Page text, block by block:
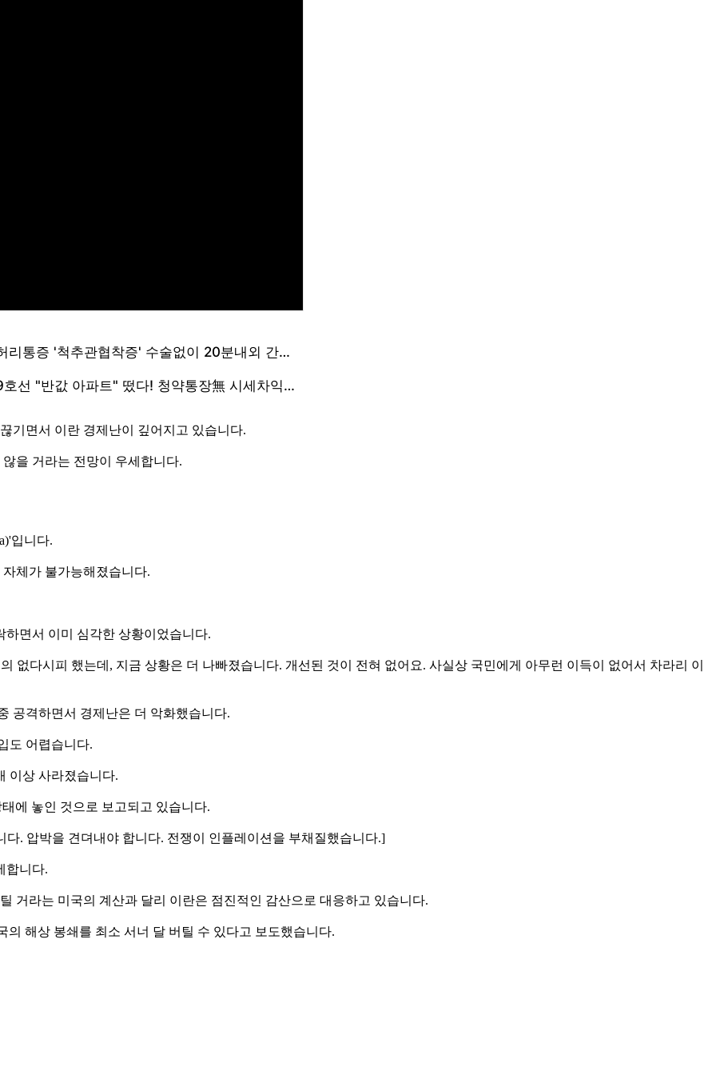
기면서 이란 경제난이 깊어지고 있습니다.
을 거라는 전망이 우세합니다.
입니다.
체가 불가능해졌습니다.
면서 이미 심각한 상황이었습니다.
없다시피 했는데, 지금 상황은 더 나빠졌습니다. 개선된 것이 전혀 없어요. 사실상 국민에게 아무런 이득이 없어서 차라리 이
공격하면서 경제난은 더 악화했습니다.
도 어렵습니다.
이상 사라졌습니다.
에 놓인 것으로 보고되고 있습니다.
. 압박을 견뎌내야 합니다. 전쟁이 인플레이션을 부채질했습니다.]
합니다.
거라는 미국의 계산과 달리 이란은 점진적인 감산으로 대응하고 있습니다.
해상 봉쇄를 최소 서너 달 버틸 수 있다고 보도했습니다.